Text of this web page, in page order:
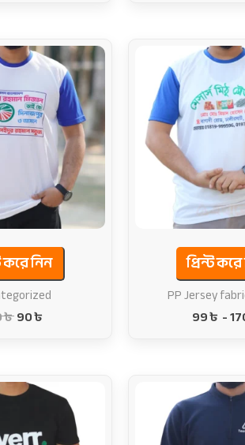
করে নিন
৳
Original
price
150 ৳ .
90৳
Current
price
is:
90 ৳ .
প্রিন্ট
PP Jersey
99৳ -